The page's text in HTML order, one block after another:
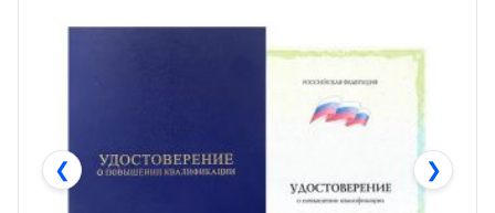
❮ ❯